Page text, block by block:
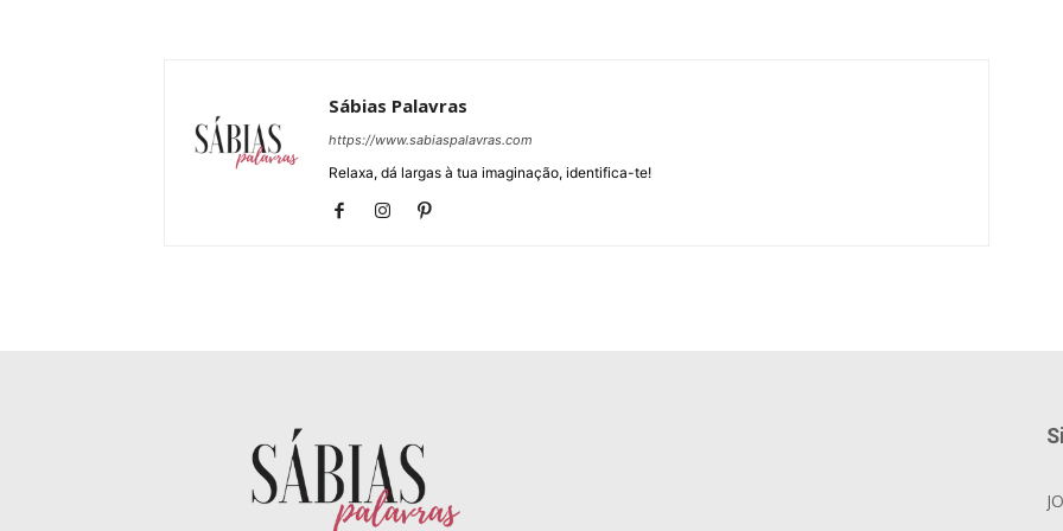
Sábias Palavras
https://www.sabiaspalavras.com
Relaxa, dá largas à tua imaginação, identifica-te!